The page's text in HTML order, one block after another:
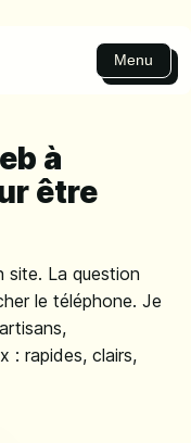
Menu
à
être
site. La question
le téléphone. Je
: rapides, clairs,